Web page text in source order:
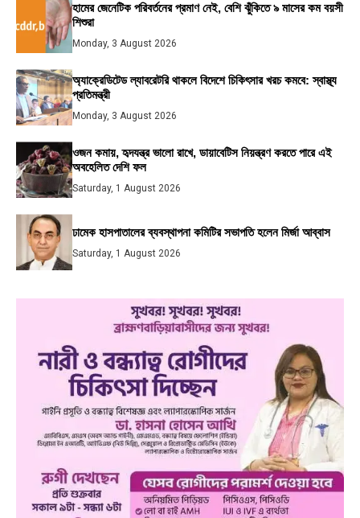
হামের জেনেটিক পরিবর্তনের প্রমাণ নেই, বেশি ঝুঁকিতে ৯ মাসের কম বয়সী
শিশুরা
Monday, 3 August 2026
অ্যাক্রেডিটেড ল্যাবরেটরি থাকলে বিদেশে চিকিৎসার খরচ কমবে: স্বাস্থ্য
প্রতিমন্ত্রী
Monday, 3 August 2026
ওজন কমায়, হৃদযন্ত্র ভালো রাখে, ডায়াবেটিস নিয়ন্ত্রণ করতে পারে এই
অবহেলিত দেশি ফল
Saturday, 1 August 2026
ঢামেক হাসপাতালের ব্যবস্থাপনা কমিটির সভাপতি হলেন মির্জা আব্বাস
Saturday, 1 August 2026